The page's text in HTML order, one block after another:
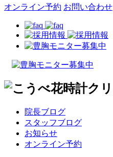
オンライン予約 お問い合わせ
院長ブログ
スタッフブログ
お知らせ
オンライン予約